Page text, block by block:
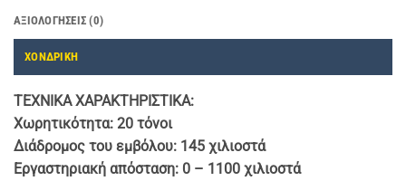
ΑΞΙΟΛΟΓΉΣΕΙΣ (0)
ΧΟΝΔΡΙΚΗ
ΤΕΧΝΙΚΑ ΧΑΡΑΚΤΗΡΙΣΤΙΚΑ:
Χωρητικότητα: 20 τόνοι
Διάδρομος του εμβόλου: 145 χιλιοστά
Εργαστηριακή απόσταση: 0 – 1100 χιλιοστά